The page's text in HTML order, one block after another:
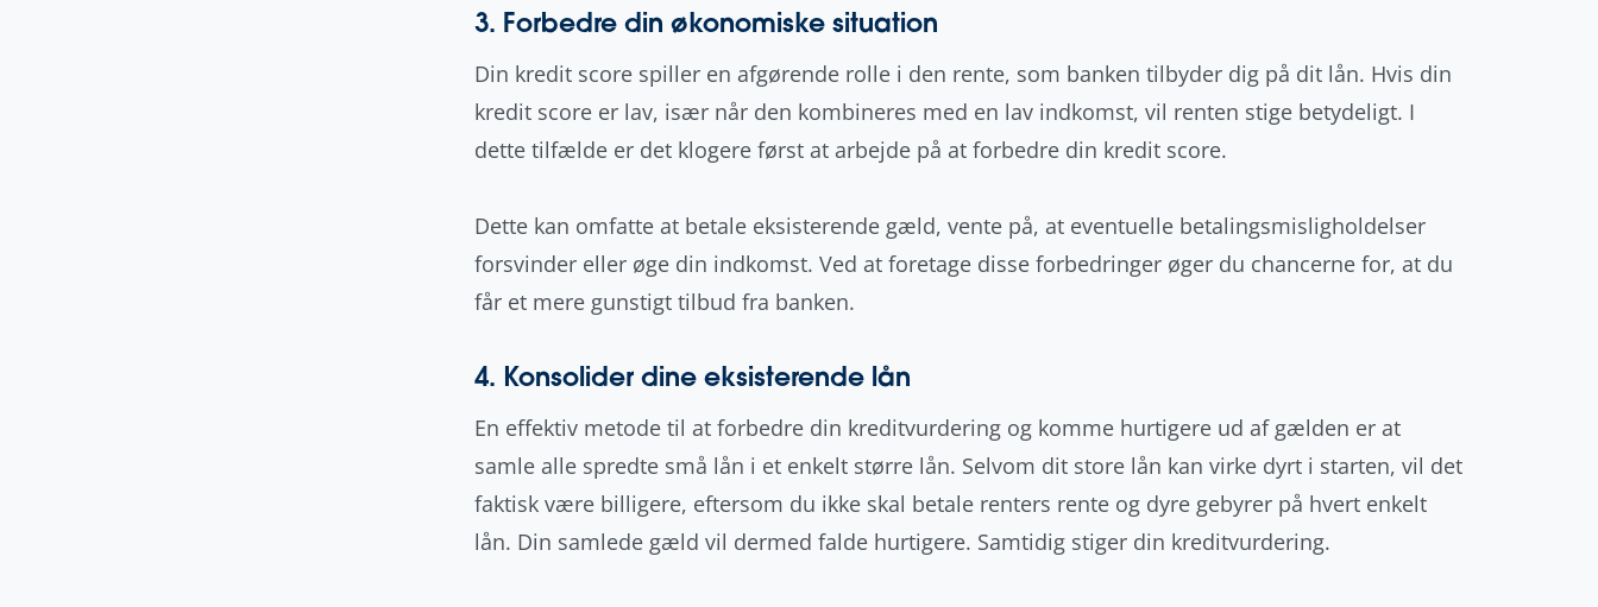
3. Forbedre din økonomiske situation
Din kredit score spiller en afgørende rolle i den rente, som banken tilbyder dig på dit lån. Hvis din
kredit score er lav, især når den kombineres med en lav indkomst, vil renten stige betydeligt. I
dette tilfælde er det klogere først at arbejde på at forbedre din kredit score.
Dette kan omfatte at betale eksisterende gæld, vente på, at eventuelle betalingsmisligholdelser
forsvinder eller øge din indkomst. Ved at foretage disse forbedringer øger du chancerne for, at du
får et mere gunstigt tilbud fra banken.
4. Konsolider dine eksisterende lån
En effektiv metode til at forbedre din kreditvurdering og komme hurtigere ud af gælden er at
samle alle spredte små lån i et enkelt større lån. Selvom dit store lån kan virke dyrt i starten, vil det
faktisk være billigere, eftersom du ikke skal betale renters rente og dyre gebyrer på hvert enkelt
lån. Din samlede gæld vil dermed falde hurtigere. Samtidig stiger din kreditvurdering.